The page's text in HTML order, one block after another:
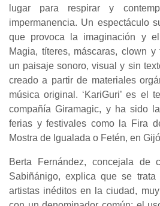
lugar para respirar y
impermanencia. Un espectáculo
que provoca la imaginación y
Magia, títeres, máscaras, clown
un paisaje sonoro, visual y sin
creado a partir de materiales
música original. ‘KariGuri’ es el
compañía Giramagic, y ha sido
ferias y festivales como la Fira
Mostra de Igualada o Fetén, en
Berta Fernández, concejala de
Sabiñánigo, explica que se
artistas inéditos en la ciudad,